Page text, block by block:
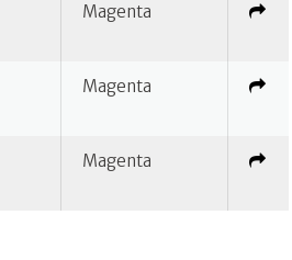
Magenta
Magenta
Magenta